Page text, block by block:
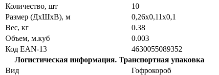
Количество, шт
10
Размер (ДхШхВ), м
0,26х0,11х0,1
Вес, кг
0.38
Объем, м.куб
0.003
Код EAN-13
4630055089352
Логистическая информация. Транспортная упаковка
Вид
Гофрокороб